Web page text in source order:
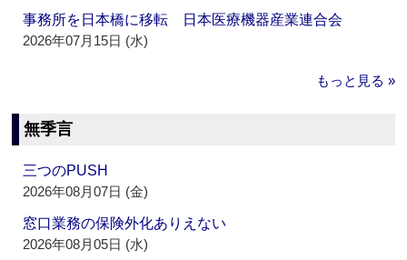
事務所を日本橋に移転 日本医療機器産業連合会
2026年07月15日 (水)
もっと見る »
無季言
三つのPUSH
2026年08月07日 (金)
窓口業務の保険外化ありえない
2026年08月05日 (水)